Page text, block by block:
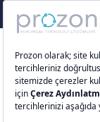
Copyright ©
Prozon
Şirketi,
tescilli